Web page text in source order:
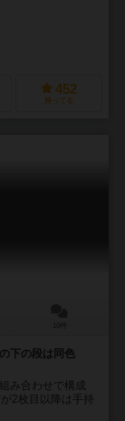
452
持ってる
下の段は同色
み合わせで構成
2枚目以降は手持